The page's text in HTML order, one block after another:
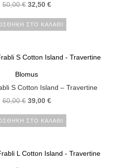
50,00€ 32,50 €
ΣΤΟ ΚΑΛΆΘΙ
Blomus
S Cotton Island – Travertine
60,00€ 39,00 €
ΣΤΟ ΚΑΛΆΘΙ